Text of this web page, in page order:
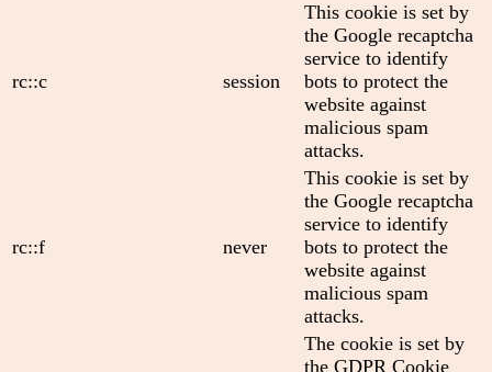
rc::c session
This cookie is set by
the Google recaptcha
service to identify
bots to protect the
website against
malicious spam
attacks.
rc::f never
This cookie is set by
the Google recaptcha
service to identify
bots to protect the
website against
malicious spam
attacks.
The cookie is set by
the GDPR Cookie